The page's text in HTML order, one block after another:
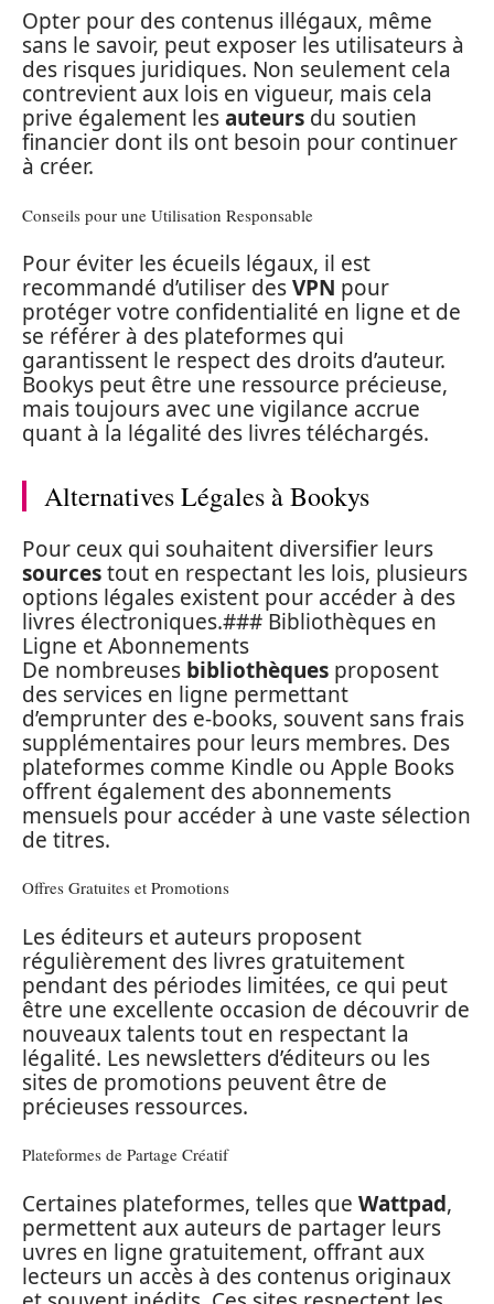
Opter pour des contenus illégaux, même
sans le savoir, peut exposer les utilisateurs à
des risques juridiques. Non seulement cela
contrevient aux lois en vigueur, mais cela
prive également lesauteurs du soutien
financier dont ils ont besoin pour continuer
à créer.
Conseils pour une Utilisation Responsable
Pour éviter les écueils légaux, il est
recommandé d’utiliser desVPN pour
protéger votre confidentialité en ligne et de
se référer à des plateformes qui
garantissent le respect des droits d’auteur.
Bookys peut être une ressource précieuse,
mais toujours avec une vigilance accrue
quant à la légalité des livres téléchargés.
Alternatives Légales à Bookys
Pour ceux qui souhaitent diversifier leurs
sourcestout en respectant les lois, plusieurs
options légales existent pour accéder à des
livres électroniques.### Bibliothèques en
Ligne et Abonnements
De nombreuses bibliothèques proposent
des services en ligne permettant
d’emprunter des e-books, souvent sans frais
supplémentaires pour leurs membres. Des
plateformes comme Kindle ou Apple Books
offrent également des abonnements
mensuels pour accéder à une vaste sélection
de titres.
Offres Gratuites et Promotions
Les éditeurs et auteurs proposent
régulièrement des livres gratuitement
pendant des périodes limitées, ce qui peut
être une excellente occasion de découvrir de
nouveaux talents tout en respectant la
légalité. Les newsletters d’éditeurs ou les
sites de promotions peuvent être de
précieuses ressources.
Plateformes de Partage Créatif
Certaines plateformes, telles que Wattpad,
permettent aux auteurs de partager leurs
uvres en ligne gratuitement, offrant aux
lecteurs un accès à des contenus originaux